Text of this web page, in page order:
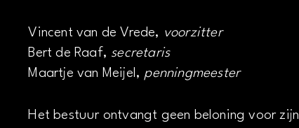
Vincent van de Vrede, voorzitter
Bert de Raaf, secretaris
Maartje van Meijel, penningmeester
Het bestuur ontvangt geen beloning voor zijn